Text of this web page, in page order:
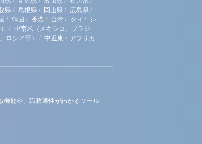
県 / 島根県 / 岡山県 / 広島県 /
/ 韓国 / 香港 / 台湾 / タイ / シ
/ 中南米（メキシコ、ブラジ
ロシア等） / 中近東・アフリカ
機能や、職務適性がわかるツール